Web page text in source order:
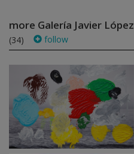
more Galería Javier
(34) follow